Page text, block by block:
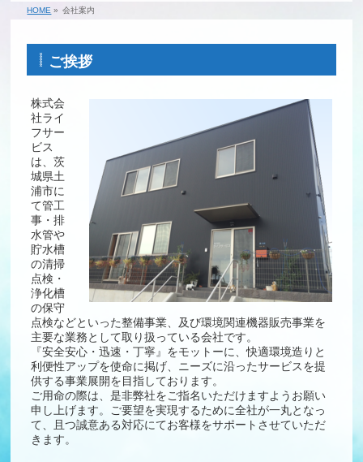
HOME » 会社案内
ご挨拶
株式会
社ライ
フサー
ビス
は、茨
城県土
浦市に
て管工
事・排
水管や
貯水槽
の清掃
点検・
浄化槽
の保守
点検などといった整備事業、及び環境関連機器販売事業を
主要な業務として取り扱っている会社です。
『安全安心・迅速・丁寧』をモットーに、快適環境造りと
利便性アップを使命に掲げ、ニーズに沿ったサービスを提
供する事業展開を目指しております。
ご用命の際は、是非弊社をご指名いただけますようお願い
申し上げます。ご要望を実現するために全社が一丸となっ
て、且つ誠意ある対応にてお客様をサポートさせていただ
きます。